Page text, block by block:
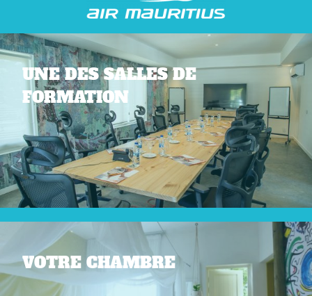
UNE DES SALLES DE
FORMATION
VOTRE CHAMBRE